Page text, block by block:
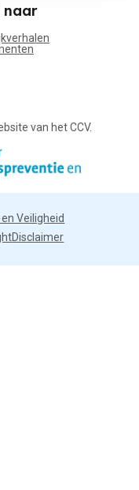
naar
van het CCV.
Veiligheid
Disclaimer